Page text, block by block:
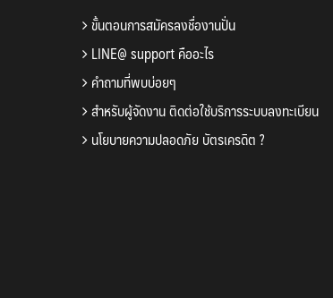
ขั้นตอนการสมัครลงชื่องานปั่น
LINE@ support คืออะไร
คำถามที่พบบ่อยๆ
สำหรับผู้จัดงาน ติดต่อใช้บริการระบบลงทะเบียน
นโยบายความปลอดภัย บัตรเครดิต ?